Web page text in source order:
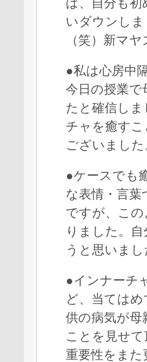
いダウンし
（笑）新マ
●私は心房中
今日の授業
たと確信し
チャを癒す
ございました
●ケースでも
な表情・言
ですが、こ
りました。
うと思いまし
●インナーチ
ど、当ては
供の病気が
ことを見せ
重要性をまた